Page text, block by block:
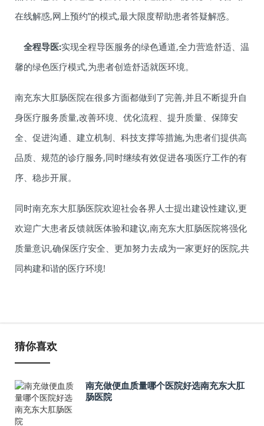
在线解惑,网上预约”的模式,最大限度帮助患者答疑解惑。
全程导医:实现全程导医服务的绿色通道,全力营造舒适、温
馨的绿色医疗模式,为患者创造舒适就医环境。
南充东大肛肠医院在很多方面都做到了完善,并且不断提升自
身医疗服务质量,改善环境、优化流程、提升质量、保障安
全、促进沟通、建立机制、科技支撑等措施,为患者们提供高
品质、规范的诊疗服务,同时继续有效促进各项医疗工作的有
序、稳步开展。
同时南充东大肛肠医院欢迎社会各界人士提出建设性建议,更
欢迎广大患者反馈就医体验和建议,南充东大肛肠医院将强化
质量意识,确保医疗安全、更加努力去成为一家更好的医院,共
同构建和谐的医疗环境!
猜你喜欢
南充做便血质量哪个医院好选南充东大肛
肠医院